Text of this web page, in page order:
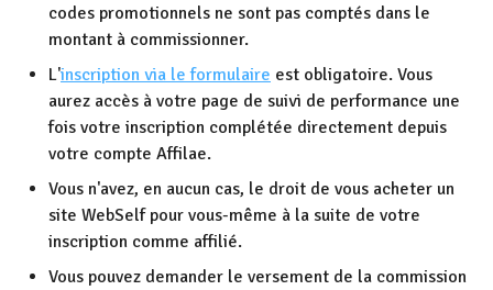
codes promotionnels ne sont pas comptés dans le
montant à commissionner.
L'inscription via le formulaire est obligatoire. Vous
aurez accès à votre page de suivi de performance une
fois votre inscription complétée directement depuis
votre compte Affilae.
Vous n'avez, en aucun cas, le droit de vous acheter un
site WebSelf pour vous-même à la suite de votre
inscription comme affilié.
Vous pouvez demander le versement de la commission